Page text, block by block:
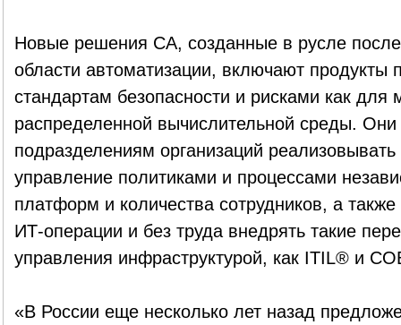
Новые решения CA, созданные в русле
области автоматизации, включают продукты
стандартам безопасности и рисками как
распределенной вычислительной среды.
подразделениям организаций
управление политиками и процессами
платформ и количества сотрудников, а
ИТ-операции и без труда внедрять такие
управления инфраструктурой, как ITIL® и
«В России еще несколько лет назад